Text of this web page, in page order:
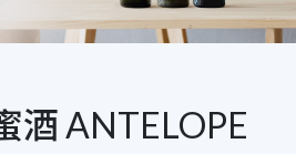
酒 ANTELOPE